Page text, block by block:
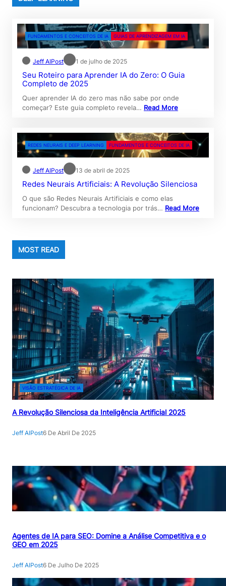
FUNDAMENTOS E CONCEITOS DE IA GUIAS DE APRENDIZAGEM EM IA
Jeff AIPost 1 de julho de 2025
Seu Roteiro para Aprender IA do Zero: O Guia
Completo de 2025
Quer aprender IA do zero mas não sabe por onde
começar? Este guia completo revela… Read More
REDES NEURAIS E DEEP LEARNING FUNDAMENTOS E CONCEITOS DE IA
Jeff AIPost 13 de abril de 2025
Redes Neurais Artificiais: A Revolução Silenciosa
O que são Redes Neurais Artificiais e como elas
funcionam? Descubra a tecnologia por trás… Read More
MOST READ
VISÃO ESTRATÉGICA DE IA
A Revolução Silenciosa da Inteligência Artificial 2025
Jeff AIPost6 De Abril De 2025
Agentes de IA para SEO: Domine a Análise Competitiva e o
GEO em 2025
Jeff AIPost6 De Julho De 2025